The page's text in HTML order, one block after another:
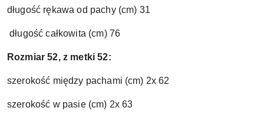
długość rękawa od pachy (cm) 31
długość całkowita (cm) 76
Rozmiar 52, z metki 52:
szerokość między pachami (cm) 2x 62
szerokość w pasie (cm) 2x 63